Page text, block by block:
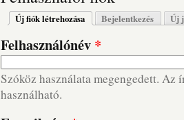
Elsődleges fülek
Új fiók létrehozása (aktív fül)
Bejelentkezés Új
Felhasználónév *
Szóköz használata megengedett. Az
használható.